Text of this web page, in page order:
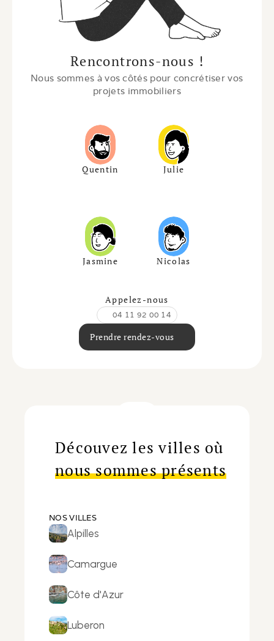
Rencontrons-nous !
Nous sommes à vos côtés pour concrétiser vos
projets immobiliers
Quentin Julie
Jasmine Nicolas
Appelez-nous
04 11 92 00 14
Prendre rendez-vous
Découvez les villes où
nous sommes présents
NOS VILLES
Alpilles
Camargue
Côte d'Azur
Luberon